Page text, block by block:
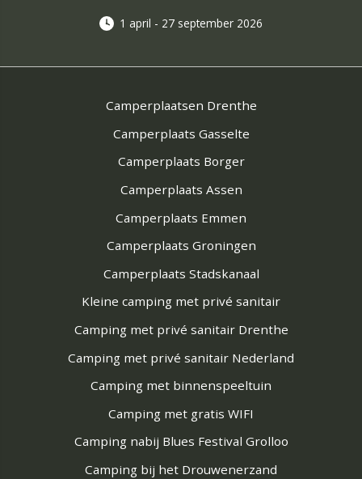
1 april - 27 september 2026
Camperplaatsen Drenthe
Camperplaats Gasselte
Camperplaats Borger
Camperplaats Assen
Camperplaats Emmen
Camperplaats Groningen
Camperplaats Stadskanaal
Kleine camping met privé sanitair
Camping met privé sanitair Drenthe
Camping met privé sanitair Nederland
Camping met binnenspeeltuin
Camping met gratis WIFI
Camping nabij Blues Festival Grolloo
Camping bij het Drouwenerzand